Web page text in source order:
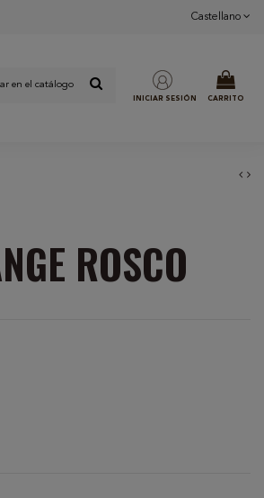
Castellano
INICIAR SESIÓN CARRITO
ROSCO